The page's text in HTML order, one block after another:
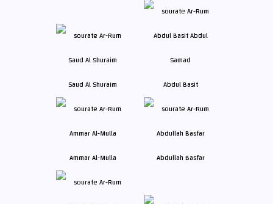
Saud Al Shuraim Abdul Basit
Ammar Al-Mulla Abdullah Basfar